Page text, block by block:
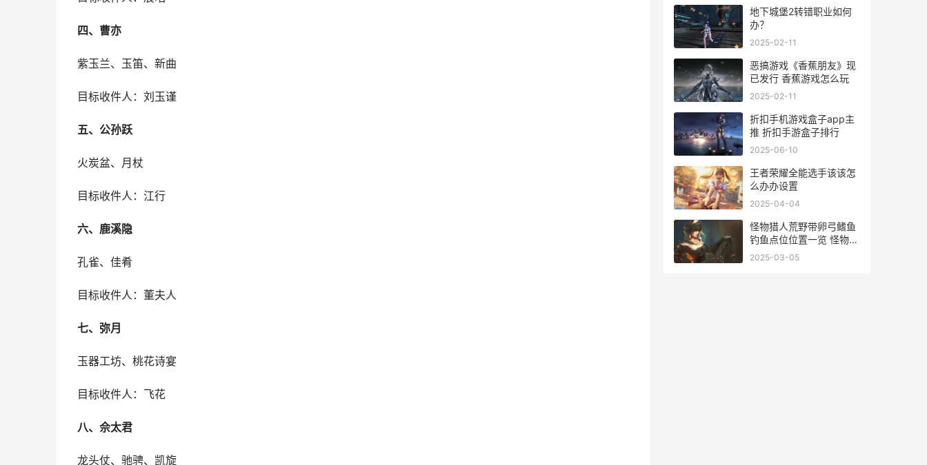
四、曹亦
紫玉兰、玉笛、新曲
目标收件人：刘玉谨
五、公孙跃
火炭盆、月杖
目标收件人：江行
六、鹿溪隐
孔雀、佳肴
目标收件人：董夫人
七、弥月
玉器工坊、桃花诗宴
目标收件人：飞花
八、佘太君
龙头仗、驰骋、凯旋
地下城堡2转错职业如何
办？
2025-02-11
恶搞游戏《香蕉朋友》现
已发行 香蕉游戏怎么玩
2025-02-11
折扣手机游戏盒子app主
推 折扣手游盒子排行
2025-06-10
王者荣耀全能选手该该怎
么办办设置
2025-04-04
怪物猎人荒野带卵弓鳍鱼
钓鱼点位位置一览 怪物猎
人荒野带什么武器
2025-03-05